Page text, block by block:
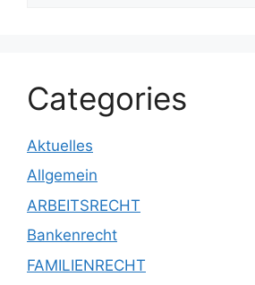
Categories
Aktuelles
Allgemein
ARBEITSRECHT
Bankenrecht
FAMILIENRECHT